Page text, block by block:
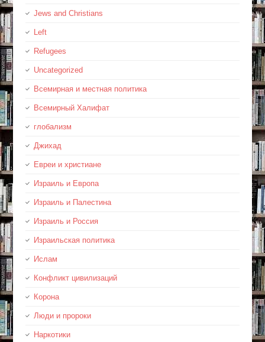
Jews and Christians
Left
Refugees
Uncategorized
Всемирная и местная политика
Всемирный Халифат
глобализм
Джихад
Евреи и христиане
Израиль и Европа
Израиль и Палестина
Израиль и Россия
Израильская политика
Ислам
Конфликт цивилизаций
Корона
Люди и пророки
Наркотики